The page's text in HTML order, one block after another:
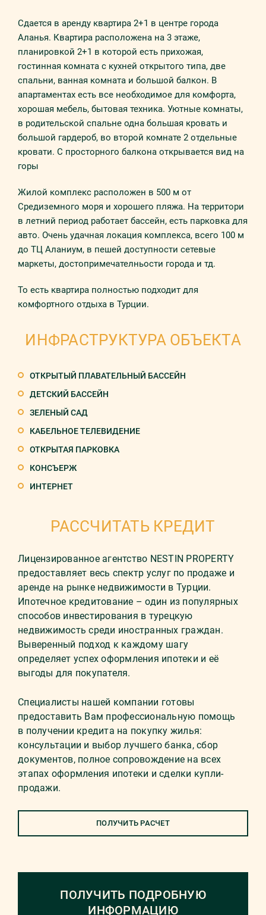
Сдается в аренду квартира 2+1 в центре города
Аланья. Квартира расположена на 3 этаже,
планировкой 2+1 в которой есть прихожая,
гостинная комната с кухней открытого типа, две
спальни, ванная комната и большой балкон. В
апартаментах есть все необходимое для комфорта,
хорошая мебель, бытовая техника. Уютные комнаты,
в родительской спальне одна большая кровать и
большой гардероб, во второй комнате 2 отдельные
кровати. С просторного балкона открывается вид на
горы
Жилой комплекс расположен в 500 м от
Средиземного моря и хорошего пляжа. На территори
в летний период работает бассейн, есть парковка для
авто. Очень удачная локация комплекса, всего 100 м
до ТЦ Аланиум, в пешей доступности сетевые
маркеты, достопримечателньости города и тд.
То есть квартира полностью подходит для
комфортного отдыха в Турции.
ИНФРАСТРУКТУРА ОБЪЕКТА
ОТКРЫТЫЙ ПЛАВАТЕЛЬНЫЙ БАССЕЙН
ДЕТСКИЙ БАССЕЙН
ЗЕЛЕНЫЙ САД
КАБЕЛЬНОЕ ТЕЛЕВИДЕНИЕ
ОТКРЫТАЯ ПАРКОВКА
КОНСЪЕРЖ
ИНТЕРНЕТ
РАССЧИТАТЬ КРЕДИТ
Лицензированное агентство NESTIN PROPERTY
предоставляет весь спектр услуг по продаже и
аренде на рынке недвижимости в Турции.
Ипотечное кредитование – один из популярных
способов инвестирования в турецкую
недвижимость среди иностранных граждан.
Выверенный подход к каждому шагу
определяет успех оформления ипотеки и её
выгоды для покупателя.
Специалисты нашей компании готовы
предоставить Вам профессиональную помощь
в получении кредита на покупку жилья:
консультации и выбор лучшего банка, сбор
документов, полное сопровождение на всех
этапах оформления ипотеки и сделки купли-
продажи.
ПОЛУЧИТЬ РАСЧЕТ
ПОЛУЧИТЬ ПОДРОБНУЮ
ИНФОРМАЦИЮ